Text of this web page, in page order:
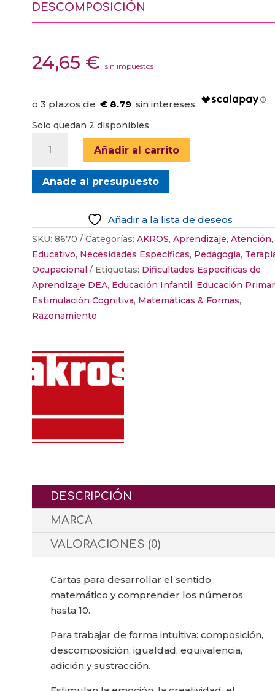
DESCOMPOSICIÓN
24,65 € sin impuestos
€ 8.79
Solo quedan 2 disponibles
DESCUBRIR
NÚMEROS
DESCOMPOSICIÓN
Añadir al carrito
Añade al presupuesto
Añadir a la lista de deseos
SKU: 8670 Categorías: AKROS, Aprendizaje, Atención,
Educativo, Necesidades Específicas, Pedagogía,
Ocupacional
Etiquetas: Dificultades Especificas de
Aprendizaje DEA, Educación Infantil, Educación
Estimulación Cognitiva, Matemáticas & Formas,
Razonamiento
DESCRIPCIÓN
MARCA
VALORACIONES (0)
Cartas para desarrollar el sentido
matemático y comprender los números
hasta 10.
Para trabajar de forma intuitiva: composición,
descomposición, igualdad, equivalencia,
adición y sustracción.